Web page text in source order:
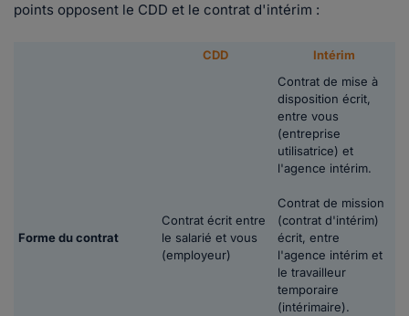
points opposent le CDD et le contrat d'intérim :
CDD Intérim
Forme du contrat
Contrat écrit entre
le salarié et vous
(employeur)
Contrat de mise à
disposition écrit,
entre vous
(entreprise
utilisatrice) et
l'agence intérim.
Contrat de mission
(contrat d'intérim)
écrit, entre
l'agence intérim et
le travailleur
temporaire
(intérimaire).